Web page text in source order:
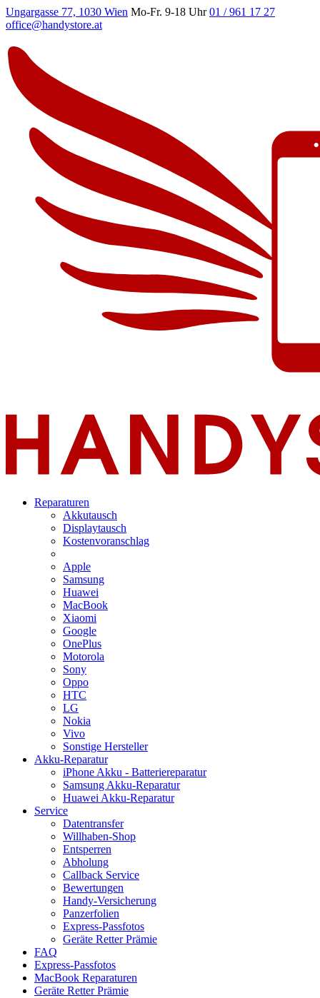
Ungargasse 77, 1030 Wien Mo-Fr. 9-18 Uhr 01 / 961 17 27
office@handystore.at
Reparaturen
Akkutausch
Displaytausch
Kostenvoranschlag
Apple
Samsung
Huawei
MacBook
Xiaomi
Google
OnePlus
Motorola
Sony
Oppo
HTC
LG
Nokia
Vivo
Sonstige Hersteller
Akku-Reparatur
iPhone Akku - Batteriereparatur
Samsung Akku-Reparatur
Huawei Akku-Reparatur
Service
Datentransfer
Willhaben-Shop
Entsperren
Abholung
Callback Service
Bewertungen
Handy-Versicherung
Panzerfolien
Express-Passfotos
Geräte Retter Prämie
FAQ
Express-Passfotos
MacBook Reparaturen
Geräte Retter Prämie